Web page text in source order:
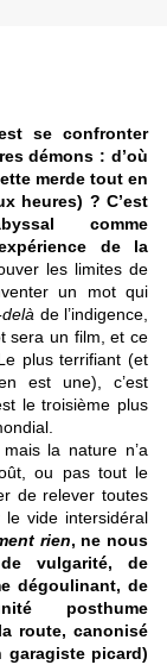
se confronter
démons : d’où
merde tout en
heures) ? C’est
comme
de la
les limites de
un mot qui
delà de l’indigence,
sera un film, et ce
plus terrifiant (et
est une), c’est
le troisième plus
la nature n’a
ou pas tout le
de relever toutes
vide intersidéral
rien, ne nous
vulgarité, de
dégoulinant, de
posthume
route, canonisé
picard)